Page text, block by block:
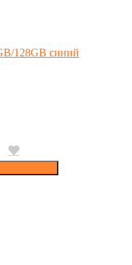
128GB синий